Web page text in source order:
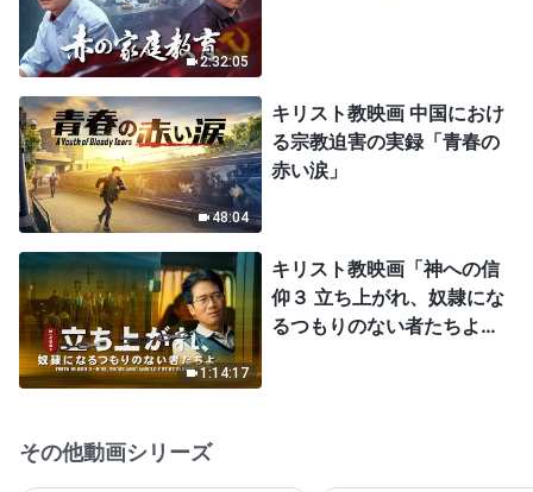
2:32:05
48:04
キリスト教映画 中国におけ
る宗教迫害の実録「青春の
赤い涙」
1:14:17
キリスト教映画「神への信
仰３ 立ち上がれ、奴隷にな
るつもりのない者たちよ」
その他動画シリーズ